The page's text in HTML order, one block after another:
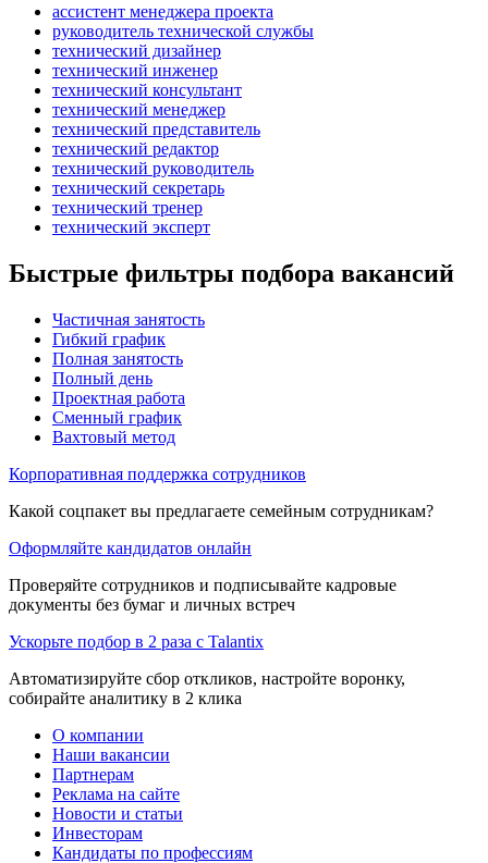
ассистент менеджера проекта
руководитель технической службы
технический дизайнер
технический инженер
технический консультант
технический менеджер
технический представитель
технический редактор
технический руководитель
технический секретарь
технический тренер
технический эксперт
Быстрые фильтры подбора вакансий
Частичная занятость
Гибкий график
Полная занятость
Полный день
Проектная работа
Сменный график
Вахтовый метод
Корпоративная поддержка сотрудников
Какой соцпакет вы предлагаете семейным сотрудникам?
Оформляйте кандидатов онлайн
Проверяйте сотрудников и подписывайте кадровые
документы без бумаг и личных встреч
Ускорьте подбор в 2 раза с Talantix
Автоматизируйте сбор откликов, настройте воронку,
собирайте аналитику в 2 клика
О компании
Наши вакансии
Партнерам
Реклама на сайте
Новости и статьи
Инвесторам
Кандидаты по профессиям